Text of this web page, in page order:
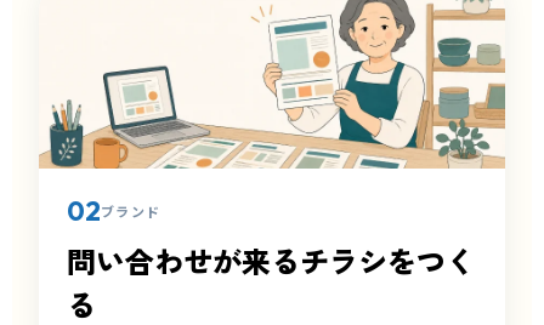
02ブランド
問い合わせが来るチラシをつく
る